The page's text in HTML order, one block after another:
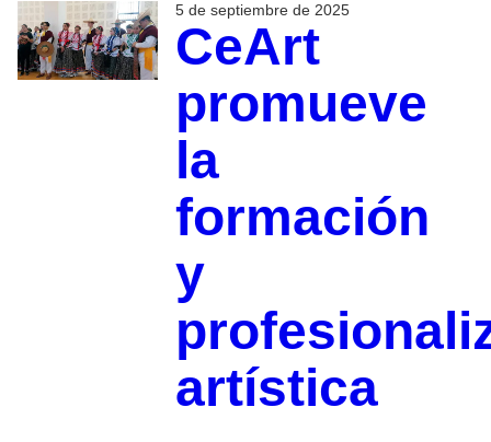
5 de septiembre de 2025
CeArt
promueve
la
formación
y
artística